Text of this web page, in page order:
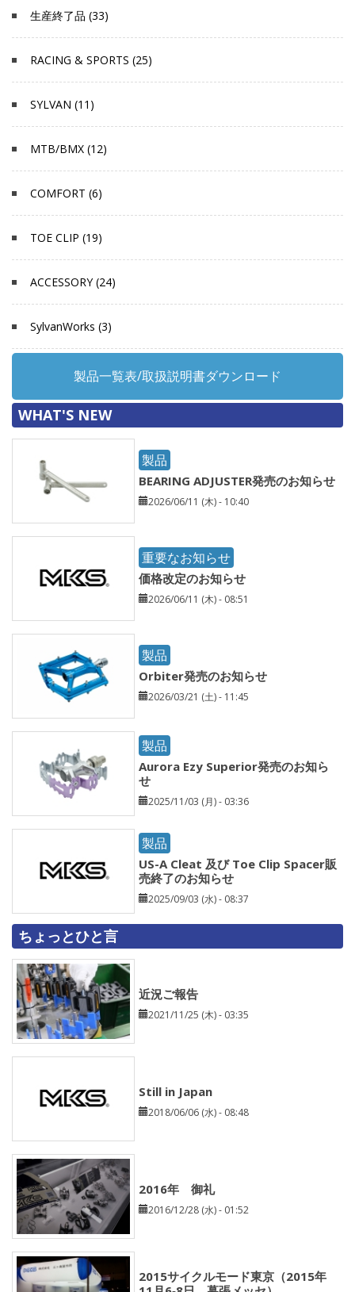
生産終了品 (33)
RACING & SPORTS (25)
SYLVAN (11)
MTB/BMX (12)
COMFORT (6)
TOE CLIP (19)
ACCESSORY (24)
SylvanWorks (3)
製品一覧表/取扱説明書ダウンロード
WHAT'S NEW
製品
BEARING ADJUSTER発売のお知らせ
2026/06/11 (木) - 10:40
重要なお知らせ
価格改定のお知らせ
2026/06/11 (木) - 08:51
製品
Orbiter発売のお知らせ
2026/03/21 (土) - 11:45
製品
Aurora Ezy Superior発売のお知ら
せ
2025/11/03 (月) - 03:36
製品
US-A Cleat 及び Toe Clip Spacer販
売終了のお知らせ
2025/09/03 (水) - 08:37
ちょっとひと言
近況ご報告
2021/11/25 (木) - 03:35
Still in Japan
2018/06/06 (水) - 08:48
2016年 御礼
2016/12/28 (水) - 01:52
2015サイクルモード東京（2015年